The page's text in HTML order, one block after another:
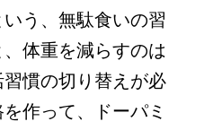
う、無駄食いの習
体重を減らすのは
慣の切り替えが必
作って、ドーパミ